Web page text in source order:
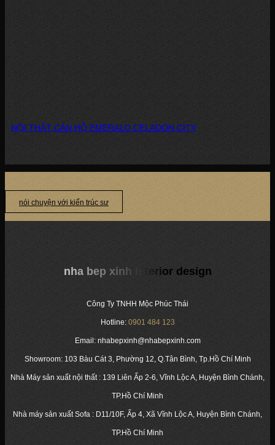
NỘI THẤT CĂN HỘ EMERALD CELADON CITY
nói chuyện với kiến trúc sư
nha bep xinh interior design
Công Ty TNHH Mộc Phúc Thái
Hotline: 0901 484 123
Email: nhabepxinh@nhabepxinh.com
Showroom: 103 Bàu Cát 3, Phường 12, Q.Tân Bình, Tp.Hồ Chí Minh
Nhà Máy sản xuất nội thất : 139 Liên Ấp 2-6, Vĩnh Lộc A, Huyện Bình Chánh,
TP.Hồ Chí Minh
Nhà máy sản xuất Sofa : D11/10F, Ấp 4, Xã Vĩnh Lộc A, Huyện Bình Chánh,
TP.Hồ Chí Minh